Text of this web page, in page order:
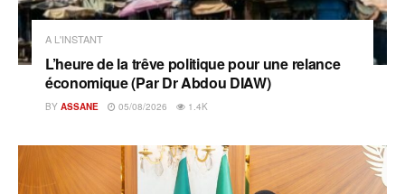
A L'INSTANT
L’heure de la trêve politique pour une relance
économique (Par Dr Abdou DIAW)
BY ASSANE 05/08/2026 1.4K